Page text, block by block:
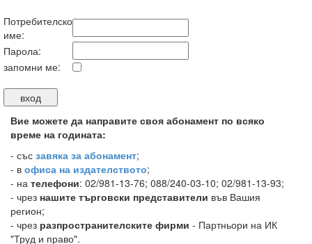
Потребителско
име:
Парола:
запомни ме:
Вие можете да направите своя абонамент по всяко
време на годината:
- със завяка за абонамент;
- в офиса на издателството;
- на телефони: 02/981-13-76; 088/240-03-10; 02/981-13-93;
- чрез нашите търговски представители във Вашия
регион;
- чрез разпространителските фирми - Партньори на ИК
"Труд и право".